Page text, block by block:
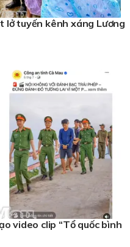
lở tuyến kênh xáng Lương
video clip “Tổ quốc bình